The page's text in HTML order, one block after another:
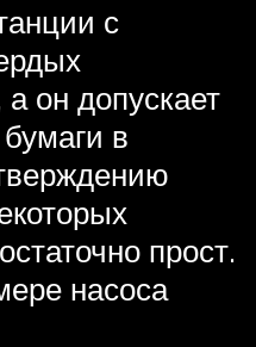
с
он допускает
в
прост.
насоса